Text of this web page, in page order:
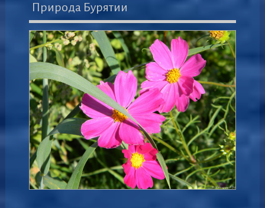
Природа Бурятии